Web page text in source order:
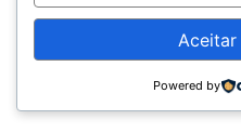
© 2026 – Rádio Chama -
Powered by